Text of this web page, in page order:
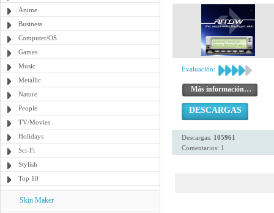
Anime
Business
Computer/OS
Games
Music
Metallic
Nature
People
TV/Movies
Holidays
Sci-Fi
Stylish
Top 10
Skin Maker
Evaluación:
Más información…
DESCARGAS
Descargas: 105961
Comentarios: 1